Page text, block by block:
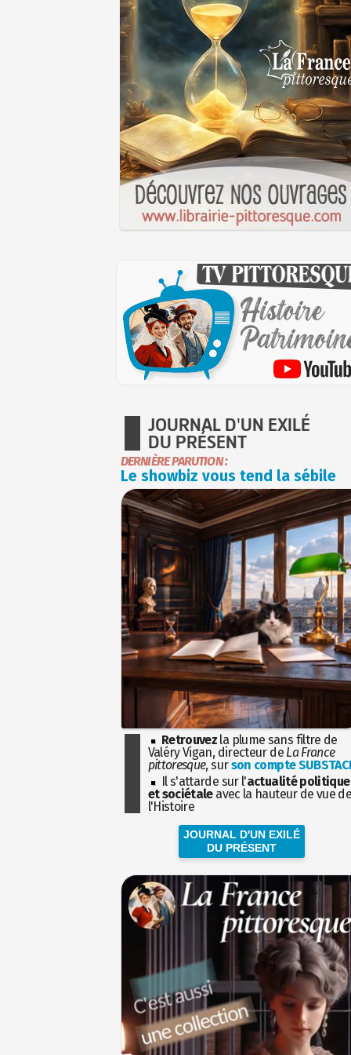
JOURNAL D'UN EXILÉ
DU PRÉSENT
DERNIÈRE PARUTION :
Le showbiz vous tend la sébile
Retrouvez la plume sans filtre de
Valéry Vigan, directeur de La France
pittoresque, surson compte
Il s'attarde sur l'actualité politique
et sociétaleavec la hauteur de vue
l'Histoire
JOURNAL D'UN EXILÉ
DU PRÉSENT